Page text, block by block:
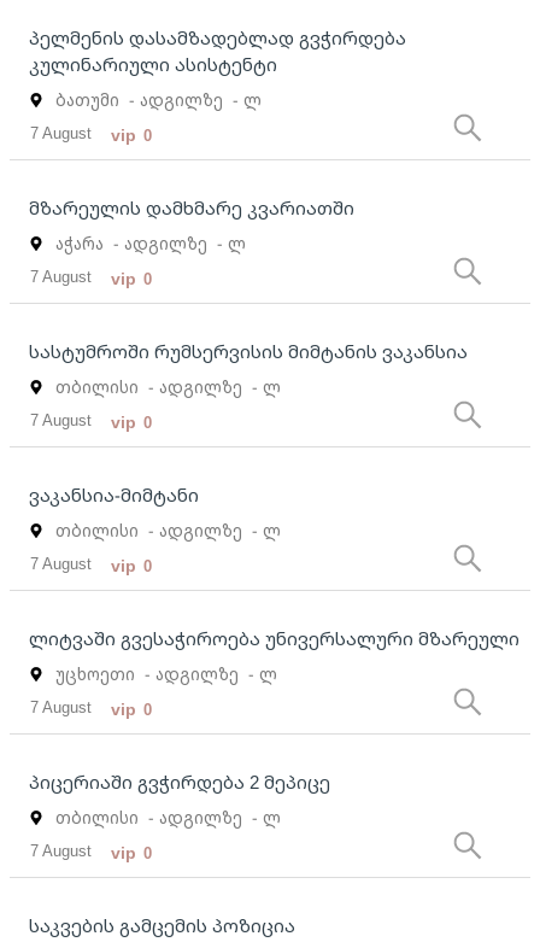
პელმენის დასამზადებლად გვჭირდება
კულინარიული ასისტენტი
ბათუმი - ადგილზე - ლ
7 August vip 0
მზარეულის დამხმარე კვარიათში
აჭარა - ადგილზე - ლ
7 August vip 0
სასტუმროში რუმსერვისის მიმტანის ვაკანსია
თბილისი - ადგილზე - ლ
7 August vip 0
ვაკანსია-მიმტანი
თბილისი - ადგილზე - ლ
7 August vip 0
ლიტვაში გვესაჭიროება უნივერსალური მზარეული
უცხოეთი - ადგილზე - ლ
7 August vip 0
პიცერიაში გვჭირდება 2 მეპიცე
თბილისი - ადგილზე - ლ
7 August vip 0
საკვების გამცემის პოზიცია